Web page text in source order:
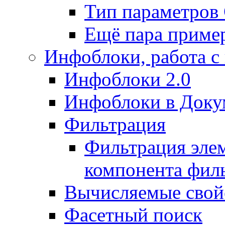
Тип
Ещё пара
Инфоблоки, работа
Инфоблоки 2.0
Инфоблоки в
Фильтрация
Фильтрация
компонента
Вычисляемые
Фасетный поиск